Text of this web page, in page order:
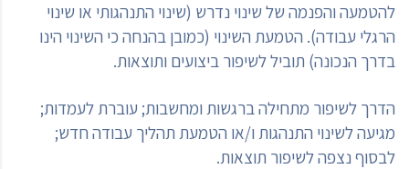
להטמעה והפנמה של שינוי נדרש (שינוי התנהגותי או שינוי
הרגלי עבודה). הטמעת השינוי (כמובן בהנחה כי השינוי הינו
בדרך הנכונה) תוביל לשיפור ביצועים ותוצאות.
הדרך לשיפור מתחילה ברגשות ומחשבות; עוברת לעמדות;
מגיעה לשינוי התנהגות ו/או הטמעת תהליך עבודה חדש;
לבסוף נצפה לשיפור תוצאות.